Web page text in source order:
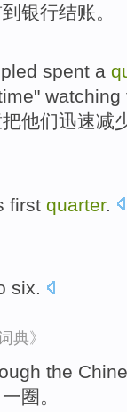
到 银行结账。
spent a
" watching
把他们迅速减
first quarter.
six.
典》
the
一圈。